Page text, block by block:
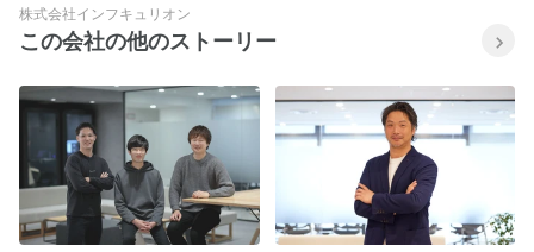
株式会社インフキュリオン
この会社の他のストーリー